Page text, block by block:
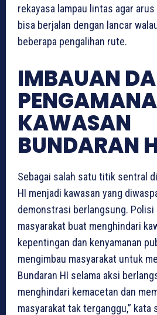
rekayasa lampau lintas agar
bisa berjalan dengan lancar
beberapa pengalihan rute.
IMBAUAN
KAWASAN
BUNDARAN
Sebagai salah satu titik sentral
HI menjadi kawasan yang
demonstrasi berlangsung. Polisi
masyarakat buat menghindari
kepentingan dan kenyamanan
mengimbau masyarakat untuk
Bundaran HI selama aksi
menghindari kemacetan dan
masyarakat tak terganggu,” kata